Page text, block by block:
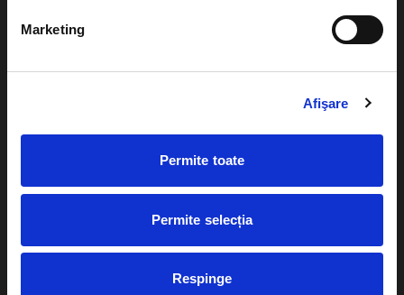
Marketing
Afişare
Permite toate
Permite selecția
Respinge
Ajutor
eBilet printat acasa
Evenimente
Concerte si
Sport
Cultura